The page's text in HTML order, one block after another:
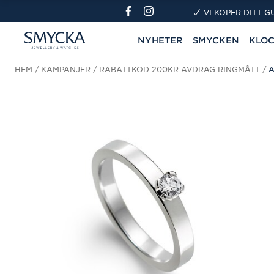
VI KÖPER DITT
NYHETER SMYCKEN
HEM KAMPANJER RABATTKOD 200KR AVDRAG RINGMÅTT